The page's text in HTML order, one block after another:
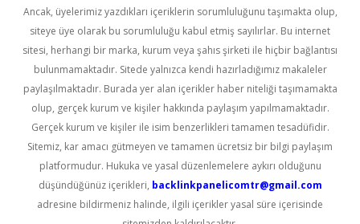
Ancak, üyelerimiz yazdıkları içeriklerin sorumluluğunu taşımakta olup,
siteye üye olarak bu sorumluluğu kabul etmiş sayılırlar. Bu internet
sitesi, herhangi bir marka, kurum veya şahıs şirketi ile hiçbir bağlantısı
bulunmamaktadır. Sitede yalnızca kendi hazırladığımız makaleler
paylaşılmaktadır. Burada yer alan içerikler haber niteliği taşımamakta
olup, gerçek kurum ve kişiler hakkında paylaşım yapılmamaktadır.
Gerçek kurum ve kişiler ile isim benzerlikleri tamamen tesadüfidir.
Sitemiz, kar amacı gütmeyen ve tamamen ücretsiz bir bilgi paylaşım
platformudur. Hukuka ve yasal düzenlemelere aykırı olduğunu
düşündüğünüz içerikleri, backlinkpanelicomtr@gmail.com
adresine bildirmeniz halinde, ilgili içerikler yasal süre içerisinde